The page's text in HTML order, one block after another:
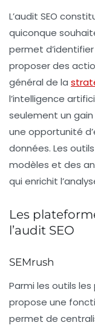
L’audit SEO
quiconque
permet
proposer des
général de la
l’intelligence
seulement un
une opportunité
données. Les
modèles et des
qui enrichit
Les
l’audit SEO
SEMrush
Parmi les outils
propose une
permet de